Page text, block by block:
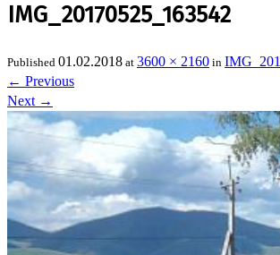
IMG_20170525_163542
Published 01.02.2018 at 3600 × 2160 in
← Previous
Next →